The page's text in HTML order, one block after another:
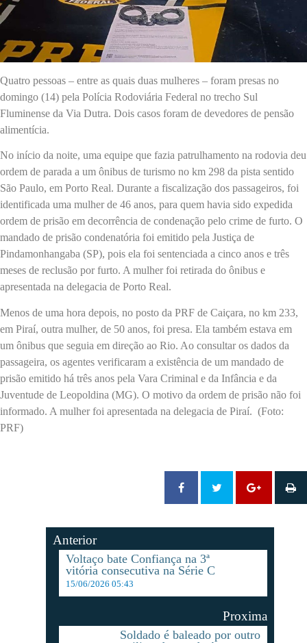
Quatro pessoas – entre as quais duas mulheres – foram presas no
domingo (14) pela Polícia Rodoviária Federal no trecho Sul
Fluminense da Via Dutra. Dois casos foram de devedores de pensão
alimentícia.
No início da noite, uma equipe que fazia patrulhamento na rodovia deu
ordem de parada a um ônibus de turismo no km 298 da pista sentido
São Paulo, em Porto Real. Durante a fiscalização dos passageiros, foi
identificada uma mulher de 46 anos, para quem havia sido expedida
ordem de prisão em decorrência de condenação pelo crime de furto. O
mandado de prisão condenatória foi emitido pela Justiça de
Pindamonhangaba (SP), pois ela foi sentenciada a cinco anos e três
meses de reclusão por furto. A mulher foi retirada do ônibus e
apresentada na delegacia de Porto Real.
Menos de uma hora depois, no posto da PRF de Caiçara, no km 233,
em Piraí, outra mulher, de 50 anos, foi presa. Ela também estava em
um ônibus que seguia em direção ao Rio. Ao consultar os dados da
passageira, os agentes verificaram a existência de um mandado de
prisão emitido há três anos pela Vara Criminal e da Infância e da
Juventude de Leopoldina (MG). O motivo da ordem de prisão não foi
informado. A mulher foi apresentada na delegacia de Piraí. (Foto:
PRF)
Anterior
Voltaço bate Confiança na 3ª
vitória consecutiva na Série C
15/06/2026 05:43
Proxima
Soldado é baleado por outro